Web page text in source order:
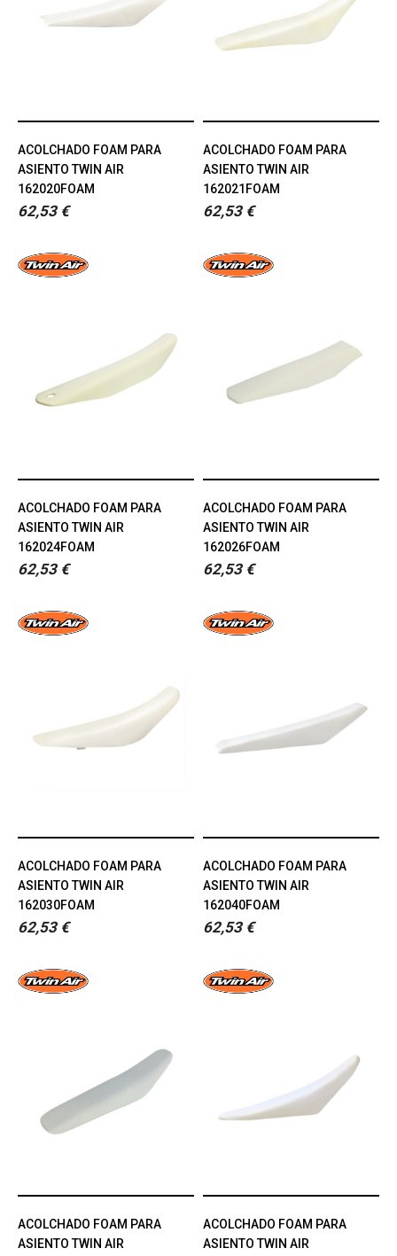
ACOLCHADO FOAM PARA
ASIENTO TWIN AIR
162020FOAM
62,53 €
ACOLCHADO FOAM PARA
ASIENTO TWIN AIR
162021FOAM
62,53 €
ACOLCHADO FOAM PARA
ASIENTO TWIN AIR
162024FOAM
62,53 €
ACOLCHADO FOAM PARA
ASIENTO TWIN AIR
162026FOAM
62,53 €
ACOLCHADO FOAM PARA
ASIENTO TWIN AIR
162030FOAM
62,53 €
ACOLCHADO FOAM PARA
ASIENTO TWIN AIR
162040FOAM
62,53 €
ACOLCHADO FOAM PARA
ASIENTO TWIN AIR
ACOLCHADO FOAM PARA
ASIENTO TWIN AIR